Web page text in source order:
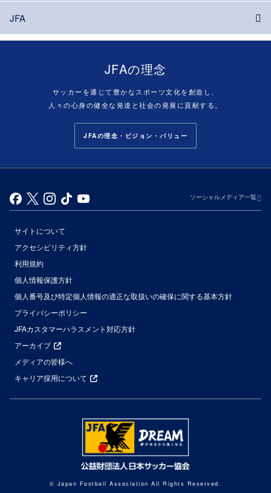
JFA
JFAの理念
サッカーを通じて豊かなスポーツ文化を創造し、
人々の心身の健全な発達と社会の発展に貢献する。
JFAの理念・ビジョン・バリュー
ソーシャルメディア一覧
サイトについて
アクセシビリティ方針
利用規約
個人情報保護方針
個人番号及び特定個人情報の適正な取扱いの確保に関する基本方針
プライバシーポリシー
JFAカスタマーハラスメント対応方針
アーカイブ
メディアの皆様へ
キャリア採用について
© Japan Football Association All Rights Reserved.